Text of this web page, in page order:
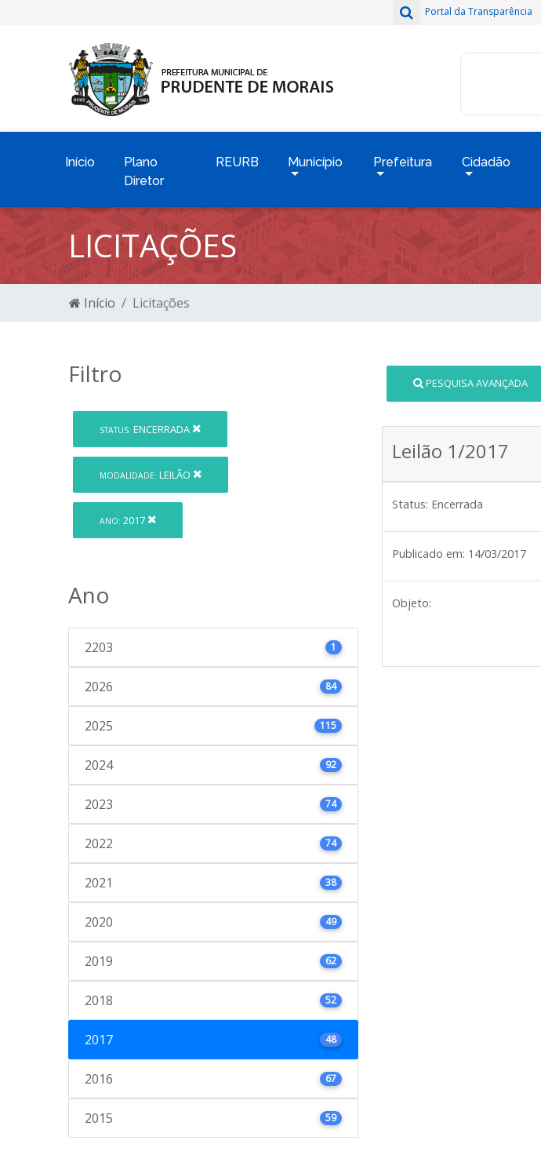
Portal da Transparência
Início
Plano
Diretor
REURB Município Prefeitura Cidadão
LICITAÇÕES
Início Licitações
Filtro
STATUS: ENCERRADA
MODALIDADE: LEILÃO
ANO: 2017
Ano
2203 1
2026 84
2025 115
2024 92
2023 74
2022 74
2021 38
2020 49
2019 62
2018 52
2017 48
2016 67
2015 59
PESQUISA AVANÇADA
Leilão 1/2017
Status: Encerrada
Publicado em: 14/03/2017
Objeto: